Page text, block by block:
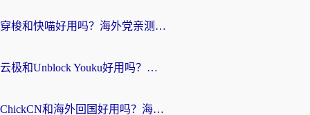
穿梭和快喵好用吗？海外党亲测：小众加速器对比+番茄加速器深度体验
云极和Unblock Youku好用吗？海外党亲测+2026回国加速器避坑指南
ChickCN和海外回国好用吗？海外党2026亲测：从手游到影音，选对加速器的3个关键